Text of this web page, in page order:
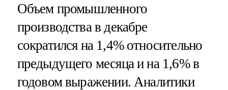
Объем промышленного
производства в декабре
сократился на 1,4% относительно
предыдущего месяца и на 1,6% в
годовом выражении. Аналитики